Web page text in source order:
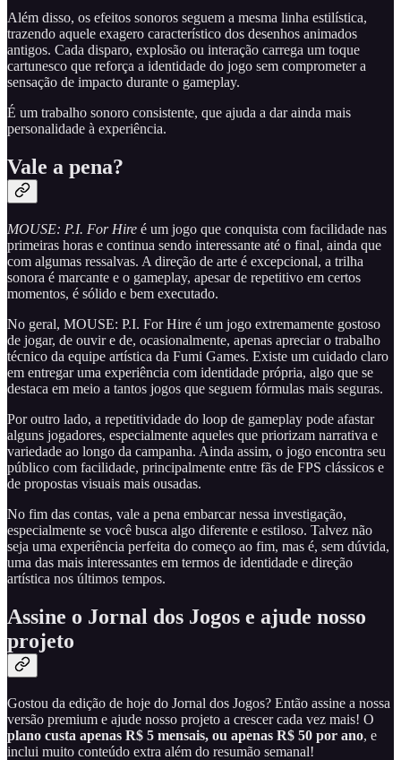
Além disso, os efeitos sonoros seguem a mesma linha estilística,
trazendo aquele exagero característico dos desenhos animados
antigos. Cada disparo, explosão ou interação carrega um toque
cartunesco que reforça a identidade do jogo sem comprometer a
sensação de impacto durante o gameplay.
É um trabalho sonoro consistente, que ajuda a dar ainda mais
personalidade à experiência.
Vale a pena?
MOUSE: P.I. For Hire é um jogo que conquista com facilidade nas
primeiras horas e continua sendo interessante até o final, ainda que
com algumas ressalvas. A direção de arte é excepcional, a trilha
sonora é marcante e o gameplay, apesar de repetitivo em certos
momentos, é sólido e bem executado.
No geral, MOUSE: P.I. For Hire é um jogo extremamente gostoso
de jogar, de ouvir e de, ocasionalmente, apenas apreciar o trabalho
técnico da equipe artística da Fumi Games. Existe um cuidado claro
em entregar uma experiência com identidade própria, algo que se
destaca em meio a tantos jogos que seguem fórmulas mais seguras.
Por outro lado, a repetitividade do loop de gameplay pode afastar
alguns jogadores, especialmente aqueles que priorizam narrativa e
variedade ao longo da campanha. Ainda assim, o jogo encontra seu
público com facilidade, principalmente entre fãs de FPS clássicos e
de propostas visuais mais ousadas.
No fim das contas, vale a pena embarcar nessa investigação,
especialmente se você busca algo diferente e estiloso. Talvez não
seja uma experiência perfeita do começo ao fim, mas é, sem dúvida,
uma das mais interessantes em termos de identidade e direção
artística nos últimos tempos.
Assine o Jornal dos Jogos e ajude nosso
projeto
Gostou da edição de hoje do Jornal dos Jogos? Então assine a nossa
versão premium e ajude nosso projeto a crescer cada vez mais! O
plano custa apenas R$ 5 mensais, ou apenas R$ 50 por ano, e
inclui muito conteúdo extra além do resumão semanal!